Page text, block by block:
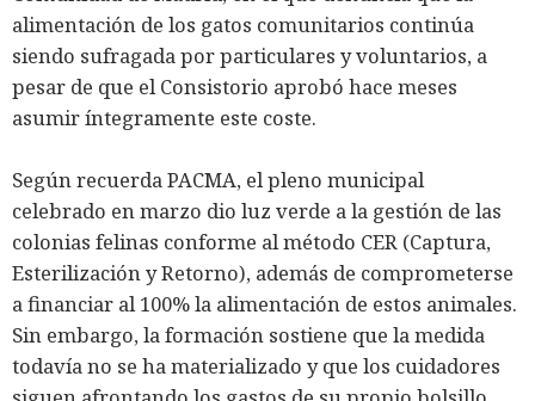
alimentación de los gatos comunitarios continúa
siendo sufragada por particulares y voluntarios, a
pesar de que el Consistorio aprobó hace meses
asumir íntegramente este coste.
Según recuerda PACMA, el pleno municipal
celebrado en marzo dio luz verde a la gestión de las
colonias felinas conforme al método CER (Captura,
Esterilización y Retorno), además de comprometerse
a financiar al 100% la alimentación de estos animales.
Sin embargo, la formación sostiene que la medida
todavía no se ha materializado y que los cuidadores